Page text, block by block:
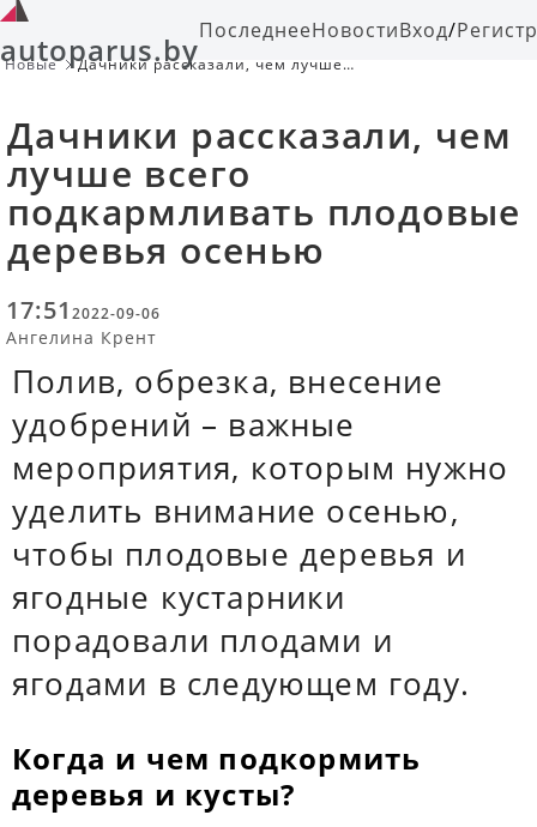
autoparus.byПоследнееНовостиВход/
Новые
Дачники рассказали, чем лучше
Дачники рассказали, чем
лучше всего
подкармливать плодовые
деревья осенью
17:51 2022-09-06
Ангелина Крент
Полив, обрезка, внесение
удобрений – важные
мероприятия, которым нужно
уделить внимание осенью,
чтобы плодовые деревья и
ягодные кустарники
порадовали плодами и
ягодами в следующем году.
Когда и чем подкормить
деревья и кусты?